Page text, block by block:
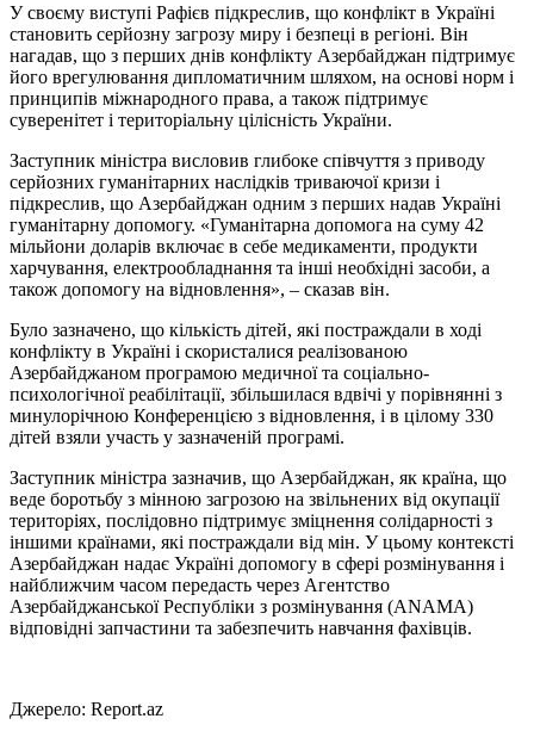
У своєму виступі Рафієв підкреслив, що конфлікт в Україні
становить серйозну загрозу миру і безпеці в регіоні. Він
нагадав, що з перших днів конфлікту Азербайджан підтримує
його врегулювання дипломатичним шляхом, на основі норм і
принципів міжнародного права, а також підтримує
суверенітет і територіальну цілісність України.
Заступник міністра висловив глибоке співчуття з приводу
серйозних гуманітарних наслідків триваючої кризи і
підкреслив, що Азербайджан одним з перших надав Україні
гуманітарну допомогу. «Гуманітарна допомога на суму 42
мільйони доларів включає в себе медикаменти, продукти
харчування, електрообладнання та інші необхідні засоби, а
також допомогу на відновлення», – сказав він.
Було зазначено, що кількість дітей, які постраждали в ході
конфлікту в Україні і скористалися реалізованою
Азербайджаном програмою медичної та соціально-
психологічної реабілітації, збільшилася вдвічі у порівнянні з
минулорічною Конференцією з відновлення, і в цілому 330
дітей взяли участь у зазначеній програмі.
Заступник міністра зазначив, що Азербайджан, як країна, що
веде боротьбу з мінною загрозою на звільнених від окупації
територіях, послідовно підтримує зміцнення солідарності з
іншими країнами, які постраждали від мін. У цьому контексті
Азербайджан надає Україні допомогу в сфері розмінування і
найближчим часом передасть через Агентство
Азербайджанської Республіки з розмінування (ANAMA)
відповідні запчастини та забезпечить навчання фахівців.
Джерело: Report.az